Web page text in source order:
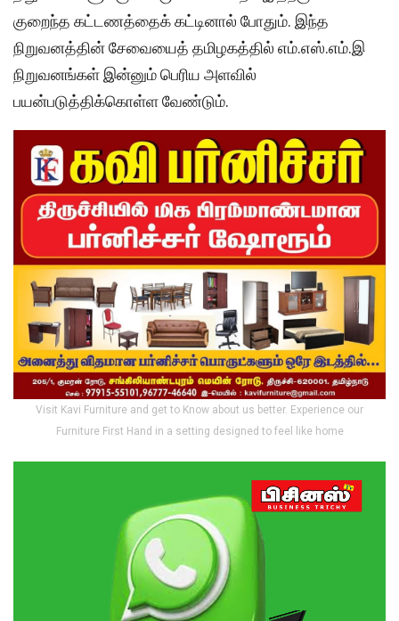
குறைந்த கட்டணத்தைக் கட்டினால் போதும். இந்த
நிறுவனத்தின் சேவையைத் தமிழகத்தில் எம்.எஸ்.எம்.இ
நிறுவனங்கள் இன்னும் பெரிய அளவில்
பயன்படுத்திக்கொள்ள வேண்டும்.
Visit Kavi Furniture and get to Know about us better. Experience our
Furniture First Hand in a setting designed to feel like home